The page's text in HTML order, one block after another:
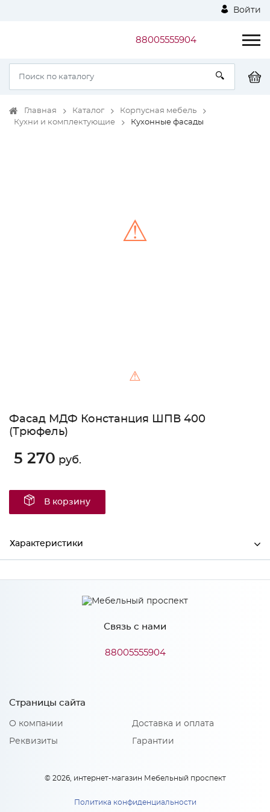
Войти
88005555904
Главная Каталог
Корпусная мебель
Кухни и комплектующие
Кухонные фасады
⚠
⚠
Фасад МДФ Констанция ШПВ 400
(Трюфель)
5 270 руб.
В корзину
Характеристики
Производитель МиФ
Трюфель
Связь с нами
88005555904
Страницы сайта
О компании
Реквизиты
Доставка и оплата
Гарантии
© 2026, интернет-магазин Мебельный проспект
Политика конфиденциальности